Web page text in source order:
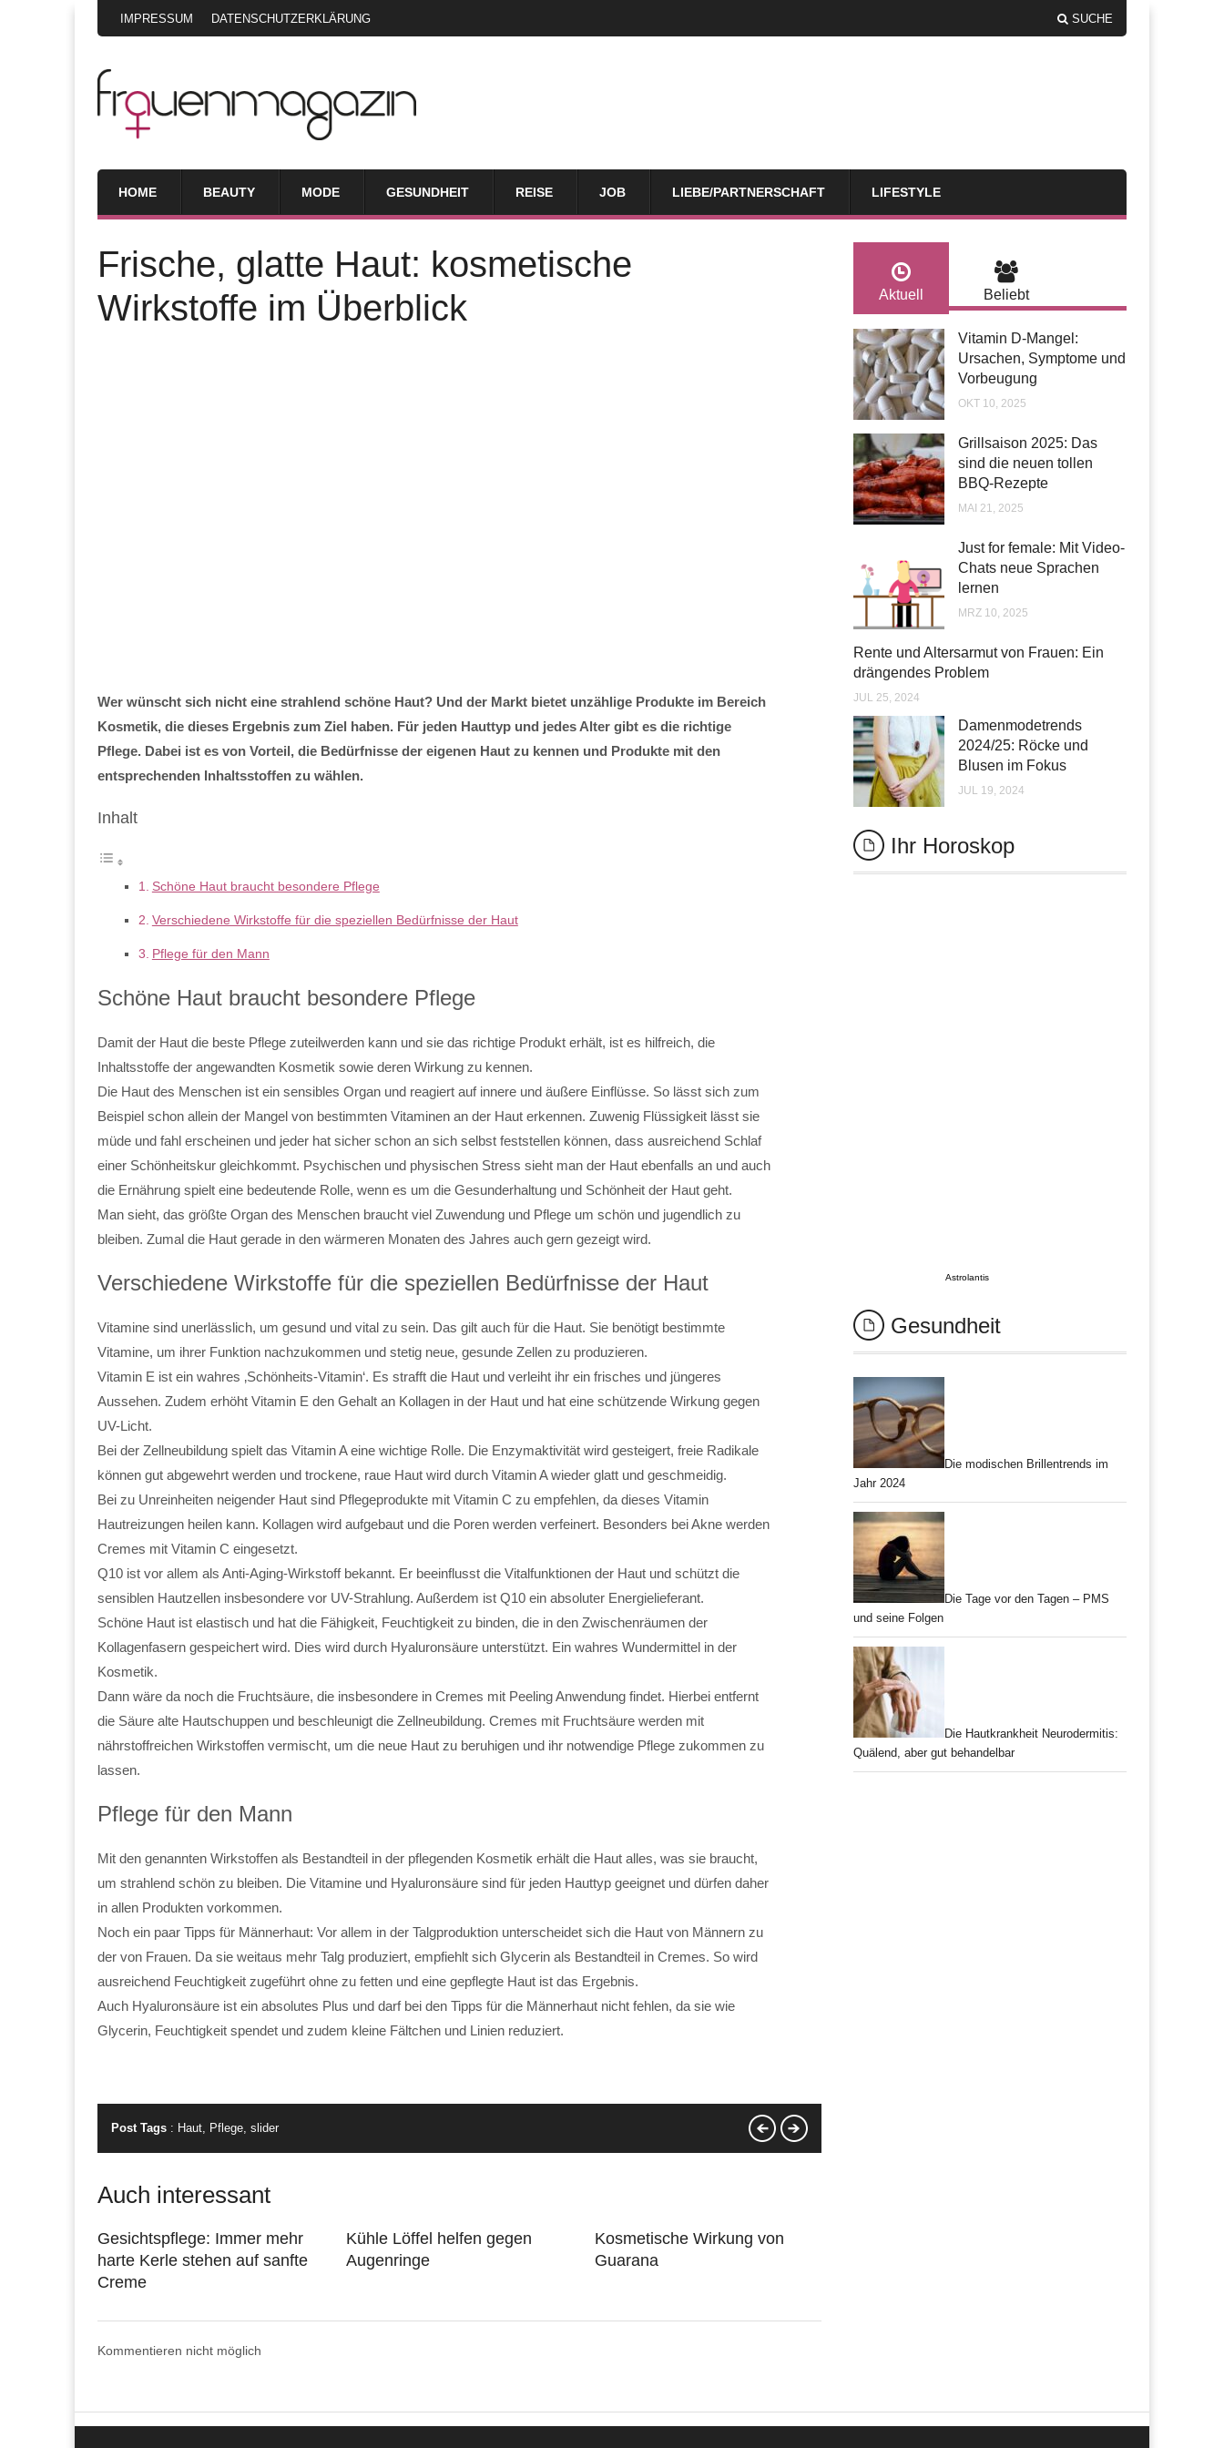
IMPRESSUM DATENSCHUTZERKLÄRUNG SUCHE
HOME BEAUTY MODE GESUNDHEIT REISE JOB LIEBE/PARTNERSCHAFT LIFESTYLE
Frische, glatte Haut: kosmetische
Wirkstoffe im Überblick
Wer wünscht sich nicht eine strahlend schöne Haut? Und der Markt bietet unzählige Produkte im Bereich
Kosmetik, die dieses Ergebnis zum Ziel haben. Für jeden Hauttyp und jedes Alter gibt es die richtige
Pflege. Dabei ist es von Vorteil, die Bedürfnisse der eigenen Haut zu kennen und Produkte mit den
entsprechenden Inhaltsstoffen zu wählen.
Inhalt
Schöne Haut braucht besondere Pflege
Verschiedene Wirkstoffe für die speziellen Bedürfnisse der Haut
Pflege für den Mann
Schöne Haut braucht besondere Pflege
Damit der Haut die beste Pflege zuteilwerden kann und sie das richtige Produkt erhält, ist es hilfreich, die
Inhaltsstoffe der angewandten Kosmetik sowie deren Wirkung zu kennen.
Die Haut des Menschen ist ein sensibles Organ und reagiert auf innere und äußere Einflüsse. So lässt sich zum
Beispiel schon allein der Mangel von bestimmten Vitaminen an der Haut erkennen. Zuwenig Flüssigkeit lässt sie
müde und fahl erscheinen und jeder hat sicher schon an sich selbst feststellen können, dass ausreichend Schlaf
einer Schönheitskur gleichkommt. Psychischen und physischen Stress sieht man der Haut ebenfalls an und auch
die Ernährung spielt eine bedeutende Rolle, wenn es um die Gesunderhaltung und Schönheit der Haut geht.
Man sieht, das größte Organ des Menschen braucht viel Zuwendung und Pflege um schön und jugendlich zu
bleiben. Zumal die Haut gerade in den wärmeren Monaten des Jahres auch gern gezeigt wird.
Verschiedene Wirkstoffe für die speziellen Bedürfnisse der Haut
Vitamine sind unerlässlich, um gesund und vital zu sein. Das gilt auch für die Haut. Sie benötigt bestimmte
Vitamine, um ihrer Funktion nachzukommen und stetig neue, gesunde Zellen zu produzieren.
Vitamin E ist ein wahres ‚Schönheits-Vitamin‘. Es strafft die Haut und verleiht ihr ein frisches und jüngeres
Aussehen. Zudem erhöht Vitamin E den Gehalt an Kollagen in der Haut und hat eine schützende Wirkung gegen
UV-Licht.
Bei der Zellneubildung spielt das Vitamin A eine wichtige Rolle. Die Enzymaktivität wird gesteigert, freie Radikale
können gut abgewehrt werden und trockene, raue Haut wird durch Vitamin A wieder glatt und geschmeidig.
Bei zu Unreinheiten neigender Haut sind Pflegeprodukte mit Vitamin C zu empfehlen, da dieses Vitamin
Hautreizungen heilen kann. Kollagen wird aufgebaut und die Poren werden verfeinert. Besonders bei Akne werden
Cremes mit Vitamin C eingesetzt.
Q10 ist vor allem als Anti-Aging-Wirkstoff bekannt. Er beeinflusst die Vitalfunktionen der Haut und schützt die
sensiblen Hautzellen insbesondere vor UV-Strahlung. Außerdem ist Q10 ein absoluter Energielieferant.
Schöne Haut ist elastisch und hat die Fähigkeit, Feuchtigkeit zu binden, die in den Zwischenräumen der
Kollagenfasern gespeichert wird. Dies wird durch Hyaluronsäure unterstützt. Ein wahres Wundermittel in der
Kosmetik.
Dann wäre da noch die Fruchtsäure, die insbesondere in Cremes mit Peeling Anwendung findet. Hierbei entfernt
die Säure alte Hautschuppen und beschleunigt die Zellneubildung. Cremes mit Fruchtsäure werden mit
nährstoffreichen Wirkstoffen vermischt, um die neue Haut zu beruhigen und ihr notwendige Pflege zukommen zu
lassen.
Pflege für den Mann
Mit den genannten Wirkstoffen als Bestandteil in der pflegenden Kosmetik erhält die Haut alles, was sie braucht,
um strahlend schön zu bleiben. Die Vitamine und Hyaluronsäure sind für jeden Hauttyp geeignet und dürfen daher
in allen Produkten vorkommen.
Noch ein paar Tipps für Männerhaut: Vor allem in der Talgproduktion unterscheidet sich die Haut von Männern zu
der von Frauen. Da sie weitaus mehr Talg produziert, empfiehlt sich Glycerin als Bestandteil in Cremes. So wird
ausreichend Feuchtigkeit zugeführt ohne zu fetten und eine gepflegte Haut ist das Ergebnis.
Auch Hyaluronsäure ist ein absolutes Plus und darf bei den Tipps für die Männerhaut nicht fehlen, da sie wie
Glycerin, Feuchtigkeit spendet und zudem kleine Fältchen und Linien reduziert.
Post Tags : Haut Pflege slider
Auch interessant
Gesichtspflege: Immer mehr
harte Kerle stehen auf sanfte
Creme
Kühle Löffel helfen gegen
Augenringe
Kosmetische Wirkung von
Guarana
Kommentieren nicht möglich
Aktuell Beliebt
Vitamin D-Mangel:
Ursachen, Symptome und
Vorbeugung
OKT 10, 2025
Grillsaison 2025: Das
sind die neuen tollen
BBQ-Rezepte
MAI 21, 2025
Just for female: Mit Video-
Chats neue Sprachen
lernen
MRZ 10, 2025
Rente und Altersarmut von Frauen: Ein
drängendes Problem
JUL 25, 2024
Damenmodetrends
2024/25: Röcke und
Blusen im Fokus
JUL 19, 2024
Ihr Horoskop
Astrolantis
Gesundheit
Die modischen Brillentrends im
Jahr 2024
Die Tage vor den Tagen – PMS
und seine Folgen
Die Hautkrankheit Neurodermitis:
Quälend, aber gut behandelbar